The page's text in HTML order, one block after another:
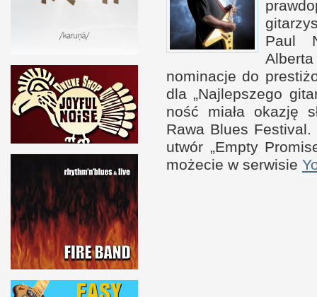
Paul
nominacje do
dla „Naj­lep­szego
ność miała okazję
Rawa Blues
utwór „Empty
możecie w ser­wisie